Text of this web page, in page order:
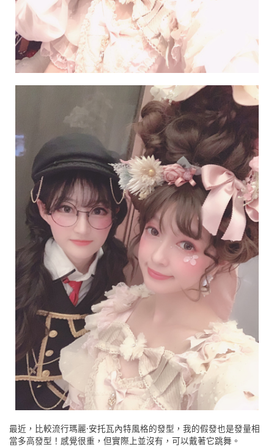
最近，比較流行瑪麗·安托瓦內特風格的發型，我的假發也是發量相
當多高發型！感覺很重，但實際上並沒有，可以戴著它跳舞。